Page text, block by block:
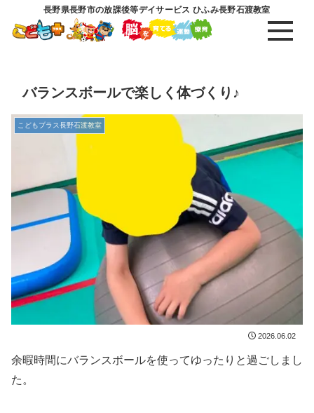
長野県長野市の放課後等デイサービス ひふみ長野石渡教室
バランスボールで楽しく体づくり♪
こどもプラス長野石渡教室
2026.06.02
余暇時間にバランスボールを使ってゆったりと過ごしまし
た。